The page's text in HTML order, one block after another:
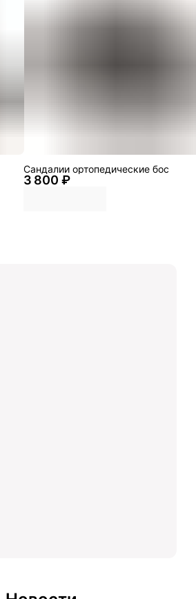
3 800 ₽
Сандалии ортопедические бос